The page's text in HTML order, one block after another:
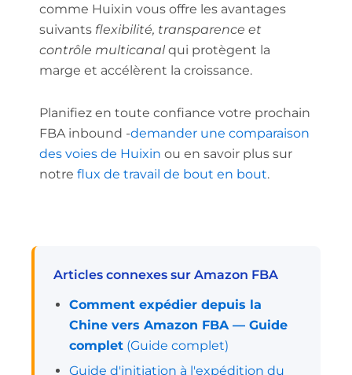
comme Huixin vous offre les avantages
suivants flexibilité, transparence et
contrôle multicanalqui protègent la
marge et accélèrent la croissance.
Planifiez en toute confiance votre prochain
FBA inbound -demander une comparaison
des voies de Huixin ou en savoir plus sur
notre flux de travail de bout en bout.
Articles connexes sur Amazon FBA
Comment expédier depuis la
Chine vers Amazon FBA — Guide
complet(Guide complet)
Guide d'initiation à l'expédition du